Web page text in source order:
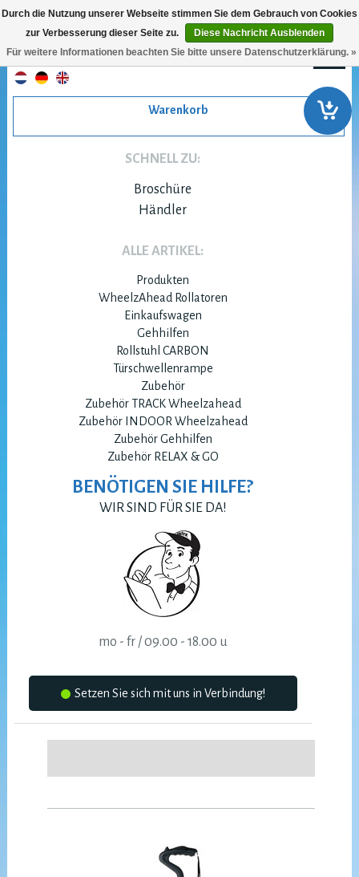
Warenkorb
SCHNELL ZU:
Broschüre
Händler
ALLE ARTIKEL:
Produkten
WheelzAhead Rollatoren
Einkaufswagen
Gehhilfen
Rollstuhl CARBON
Türschwellenrampe
Zubehör
Zubehör TRACK Wheelzahead
Zubehör INDOOR Wheelzahead
Zubehör Gehhilfen
Zubehör RELAX & GO
BENÖTIGEN SIE HILFE?
WIR SIND FÜR SIE DA!
mo - fr / 09.00 - 18.00 u
Setzen Sie sich mit uns in Verbindung!
Durch die Nutzung unserer Webseite stimmen Sie dem Gebrauch von Cookies
zur Verbesserung dieser Seite zu.
Diese Nachricht Ausblenden
Für weitere Informationen beachten Sie bitte unsere Datenschutzerklärung. »